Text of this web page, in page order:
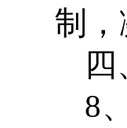
制
8